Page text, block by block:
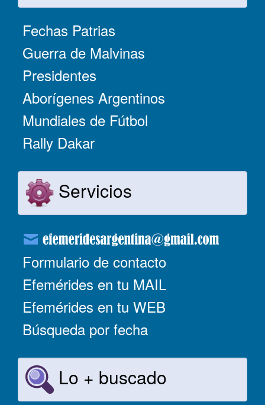
Fechas Patrias
Guerra de Malvinas
Presidentes
Aborígenes Argentinos
Mundiales de Fútbol
Rally Dakar
Servicios
Formulario de contacto
Efemérides en tu MAIL
Efemérides en tu WEB
Búsqueda por fecha
Lo + buscado